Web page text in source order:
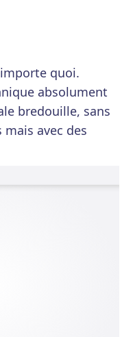
quoi.
absolument
bredouille, sans
avec des